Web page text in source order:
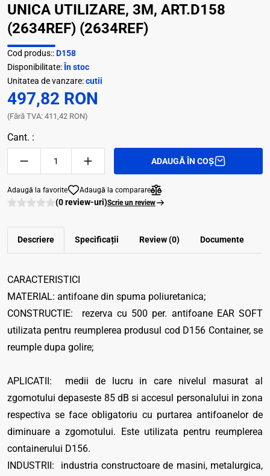
UNICA UTILIZARE, 3M, ART.D158
(2634REF) (2634REF)
Cod produs::D158
Disponibilitate: În stoc
Unitatea de vanzare:cutii
497,82 RON
(Fără TVA: 411,42 RON)
Cant. :
ADAUGĂ ÎN COȘ
Adaugă la favorite Adaugă la comparare
(0 review-uri)Scrie un review
Descriere Specificații Review (0) Documente
CARACTERISTICI
MATERIAL: antifoane din spuma poliuretanica;
CONSTRUCTIE: rezerva cu 500 per. antifoane EAR SOFT
utilizata pentru reumplerea produsul cod D156 Container, se
reumple dupa golire;
APLICATII: medii de lucru in care nivelul masurat al
zgomotului depaseste 85 dB si accesul personalului in zona
respectiva se face obligatoriu cu purtarea antifoanelor de
diminuare a zgomotului. Este utilizata pentru reumplerea
containerului D156.
INDUSTRII: industria constructoare de masini, metalurgica,